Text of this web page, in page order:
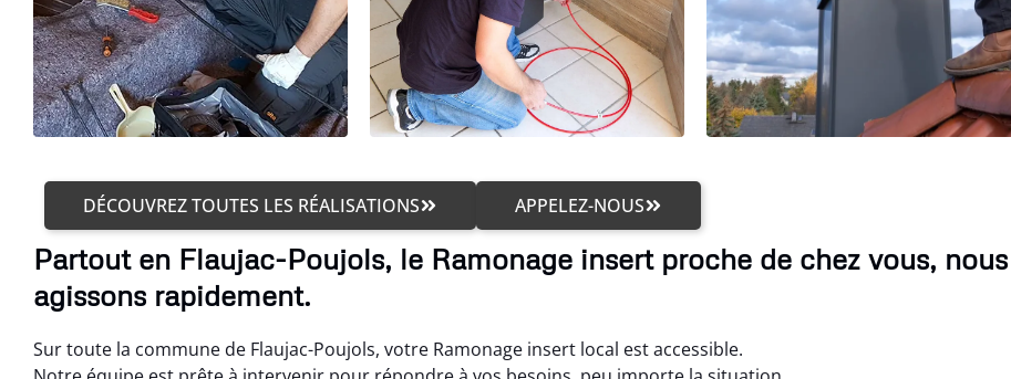
DÉCOUVREZ TOUTES LES RÉALISATIONS APPELEZ-NOUS
Partout en Flaujac-Poujols, le Ramonage insert proche de chez vous, nous
agissons rapidement.
Sur toute la commune de Flaujac-Poujols, votre Ramonage insert local est accessible.